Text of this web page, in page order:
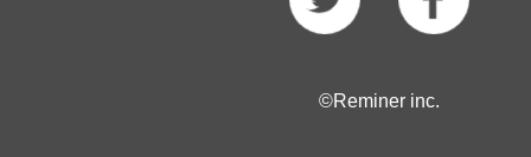
©Reminer inc.